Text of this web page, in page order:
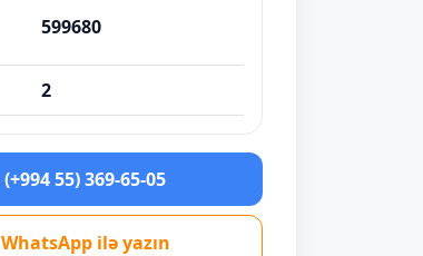
599680
2
(+994 55) 369-65-05
WhatsApp ilə yazın